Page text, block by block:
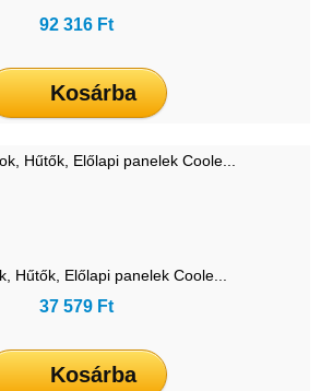
92 316 Ft
Kosárba
Hűtők, Előlapi panelek Coole...
37 579 Ft
Kosárba